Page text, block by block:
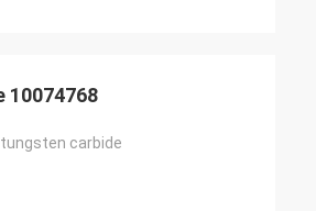
10074768
carbide